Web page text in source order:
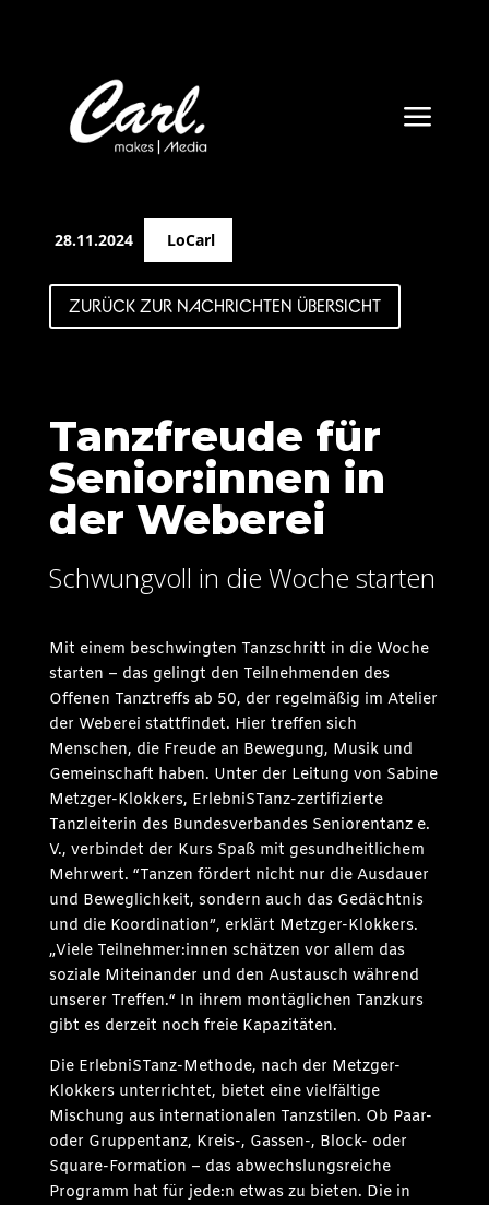
a
28.11.2024 LoCarl
ZURÜCK ZUR NACHRICHTEN ÜBERSICHT
Tanzfreude für
Senior:innen in
der Weberei
Schwungvoll in die Woche starten
Mit einem beschwingten Tanzschritt in die Woche
starten – das gelingt den Teilnehmenden des
Offenen Tanztreffs ab 50, der regelmäßig im Atelier
der Weberei stattfindet. Hier treffen sich
Menschen, die Freude an Bewegung, Musik und
Gemeinschaft haben. Unter der Leitung von Sabine
Metzger-Klokkers, ErlebniSTanz-zertifizierte
Tanzleiterin des Bundesverbandes Seniorentanz e.
V., verbindet der Kurs Spaß mit gesundheitlichem
Mehrwert. “Tanzen fördert nicht nur die Ausdauer
und Beweglichkeit, sondern auch das Gedächtnis
und die Koordination”, erklärt Metzger-Klokkers.
„Viele Teilnehmer:innen schätzen vor allem das
soziale Miteinander und den Austausch während
unserer Treffen.“ In ihrem montäglichen Tanzkurs
gibt es derzeit noch freie Kapazitäten.
Die ErlebniSTanz-Methode, nach der Metzger-
Klokkers unterrichtet, bietet eine vielfältige
Mischung aus internationalen Tanzstilen. Ob Paar-
oder Gruppentanz, Kreis-, Gassen-, Block- oder
Square-Formation – das abwechslungsreiche
Programm hat für jede:n etwas zu bieten. Die in